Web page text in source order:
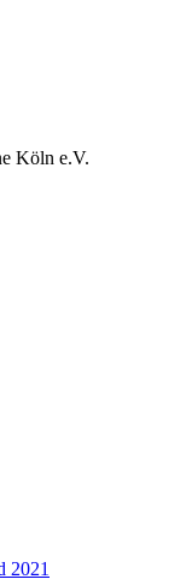
Köln e.V.
2021